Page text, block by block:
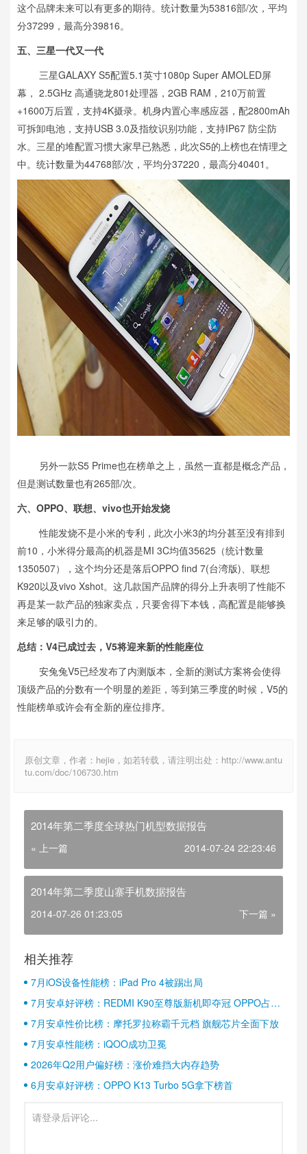
这个品牌未来可以有更多的期待。统计数量为53816部/次，平均
分37299，最高分39816。
五、三星一代又一代
三星GALAXY S5配置5.1英寸1080p Super AMOLED屏
幕， 2.5GHz 高通骁龙801处理器，2GB RAM，210万前置
+1600万后置，支持4K摄录。机身内置心率感应器，配2800mAh
可拆卸电池，支持USB 3.0及指纹识别功能，支持IP67 防尘防
水。三星的堆配置习惯大家早已熟悉，此次S5的上榜也在情理之
中。统计数量为44768部/次，平均分37220，最高分40401。
另外一款S5 Prime也在榜单之上，虽然一直都是概念产品，
但是测试数量也有265部/次。
六、OPPO、联想、vivo也开始发烧
性能发烧不是小米的专利，此次小米3的均分甚至没有排到
前10，小米得分最高的机器是MI 3C均值35625（统计数量
1350507），这个均分还是落后OPPO find 7(台湾版)、联想
K920以及vivo Xshot。这几款国产品牌的得分上升表明了性能不
再是某一款产品的独家卖点，只要舍得下本钱，高配置是能够换
来足够的吸引力的。
总结：V4已成过去，V5将迎来新的性能座位
安兔兔V5已经发布了内测版本，全新的测试方案将会使得
顶级产品的分数有一个明显的差距，等到第三季度的时候，V5的
性能榜单或许会有全新的座位排序。
原创文章，作者：hejie，如若转载，请注明出处：http://www.antu
tu.com/doc/106730.htm
2014年第二季度全球热门机型数据报告
« 上一篇 2014-07-24 22:23:46
2014年第二季度山寨手机数据报告
2014-07-26 01:23:05 下一篇 »
相关推荐
7月iOS设备性能榜：iPad Pro 4被踢出局
7月安卓好评榜：REDMI K90至尊版新机即夺冠 OPPO占据
半壁江山
7月安卓性价比榜：摩托罗拉称霸千元档 旗舰芯片全面下放
7月安卓性能榜：iQOO成功卫冕
2026年Q2用户偏好榜：涨价难挡大内存趋势
6月安卓好评榜：OPPO K13 Turbo 5G拿下榜首